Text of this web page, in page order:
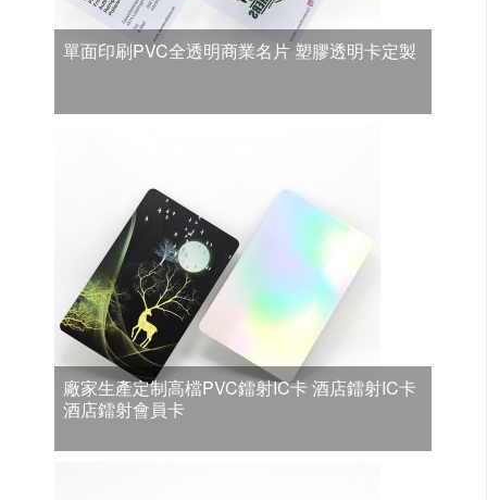
單面印刷PVC全透明商業名片 塑膠透明卡定製
廠家生產定制高檔PVC鐳射IC卡 酒店鐳射IC卡
酒店鐳射會員卡